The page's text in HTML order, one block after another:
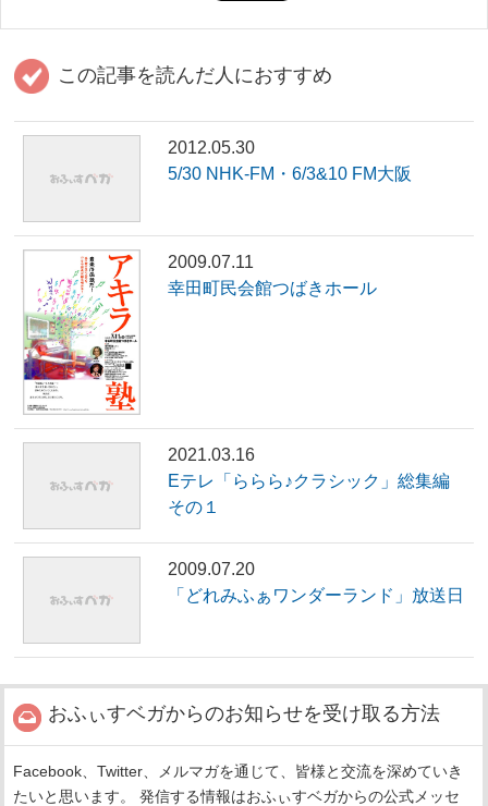
この記事を読んだ人におすすめ
2012.05.30
5/30 NHK-FM・6/3&10 FM大阪
2009.07.11
幸田町民会館つばきホール
2021.03.16
Eテレ「ららら♪クラシック」総集編
その１
2009.07.20
「どれみふぁワンダーランド」放送日
おふぃすベガからのお知らせを受け取る方法
Facebook、Twitter、メルマガを通じて、皆様と交流を深めていき
たいと思います。 発信する情報はおふぃすベガからの公式メッセ